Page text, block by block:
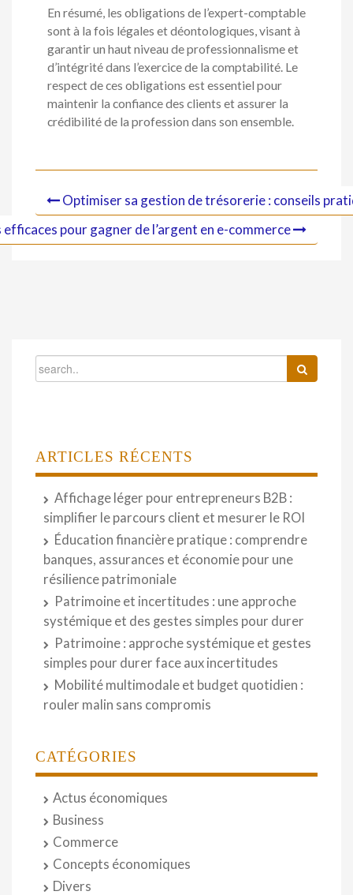
En résumé, les obligations de l’expert-comptable
sont à la fois légales et déontologiques, visant à
garantir un haut niveau de professionnalisme et
d’intégrité dans l’exercice de la comptabilité. Le
respect de ces obligations est essentiel pour
maintenir la confiance des clients et assurer la
crédibilité de la profession dans son ensemble.
Optimiser sa gestion de trésorerie : conseils
pour gagner de l’argent en e-commerce
ARTICLES RÉCENTS
Affichage léger pour entrepreneurs B2B :
simplifier le parcours client et mesurer le ROI
Éducation financière pratique : comprendre
banques, assurances et économie pour une
résilience patrimoniale
Patrimoine et incertitudes : une approche
systémique et des gestes simples pour durer
Patrimoine : approche systémique et gestes
simples pour durer face aux incertitudes
Mobilité multimodale et budget quotidien :
rouler malin sans compromis
CATÉGORIES
Actus économiques
Business
Commerce
Concepts économiques
Divers